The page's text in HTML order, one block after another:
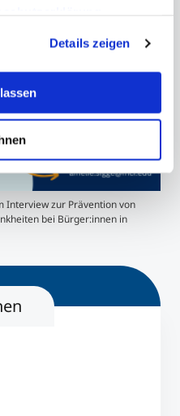
Datenübermittlung in die
Details zeigen
Interview zur Prävention von
bei Bürger:innen in